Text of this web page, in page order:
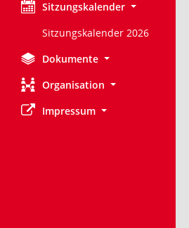
Sitzungskalender
Sitzungskalender 2026
Dokumente
Organisation
Impressum